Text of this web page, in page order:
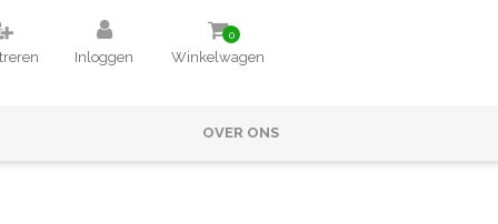
Inloggen
0
Winkelwagen
OVER ONS